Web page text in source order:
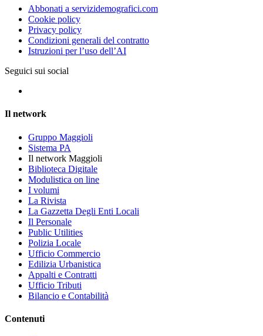
Abbonati a servizidemografici.com
Cookie policy
Privacy policy
Condizioni generali del contratto
Istruzioni per l’uso dell’AI
Seguici sui social
Il network
Gruppo Maggioli
Sistema PA
Il network Maggioli
Biblioteca Digitale
Modulistica on line
I volumi
La Rivista
La Gazzetta Degli Enti Locali
Il Personale
Public Utilities
Polizia Locale
Ufficio Commercio
Edilizia Urbanistica
Appalti e Contratti
Ufficio Tributi
Bilancio e Contabilità
Contenuti